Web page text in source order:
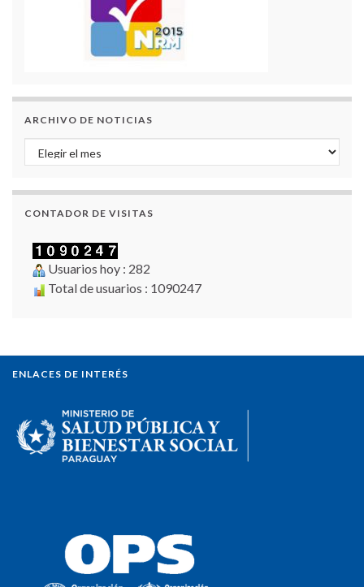
ARCHIVO DE NOTICIAS
Archivo de Noticias
CONTADOR DE VISITAS
Usuarios hoy : 282
Total de usuarios : 1090247
ENLACES DE INTERÉS